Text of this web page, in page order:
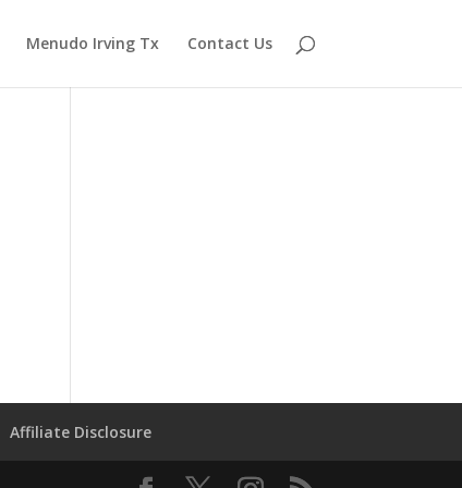
Menudo Irving Tx Contact Us
Affiliate Disclosure